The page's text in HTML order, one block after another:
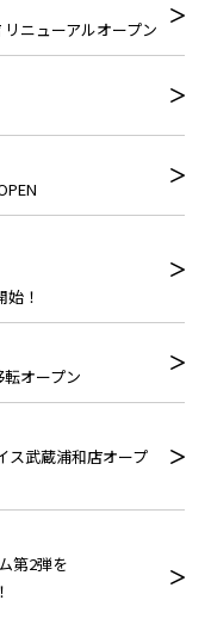
ニューアルオープン
！
オープン
ス武蔵浦和店オープ
第2弾を